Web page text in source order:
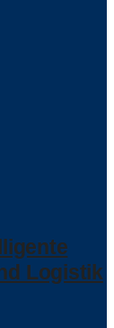
Logistik